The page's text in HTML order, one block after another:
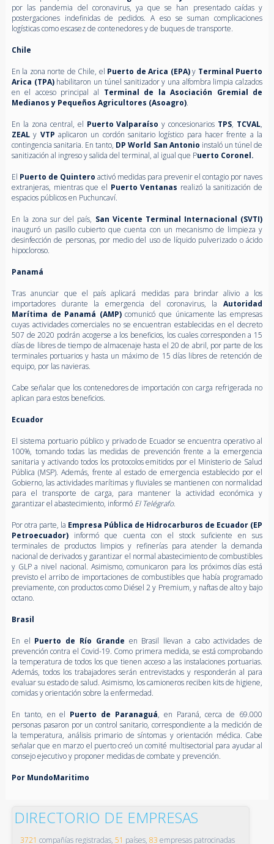
por las pandemia del coronavirus, ya que se han presentado caídas y
postergaciones indefinidas de pedidos. A eso se suman complicaciones
logísticas como escasez de contenedores y de buques de transporte.
Chile
En la zona norte de Chile, el Puerto de Arica (EPA)y Terminal Puerto
Arica (TPA)habilitaron un túnel sanitizador y una alfombra limpia calzados
en el acceso principal al Terminal de la Asociación Gremial de
Medianos y Pequeños Agricultores (Asoagro).
En la zona central, el Puerto Valparaíso y concesionarios TPS, TCVAL,
ZEALy VTP aplicaron un cordón sanitario logístico para hacer frente a la
contingencia sanitaria. En tanto, DP World San Antonio instaló un túnel de
sanitización al ingreso y salida del terminal, al igual que Puerto Coronel.
El Puerto de Quintero activó medidas para prevenir el contagio por naves
extranjeras, mientras que el Puerto Ventanas realizó la sanitización de
espacios públicos en Puchuncaví.
En la zona sur del país, San Vicente Terminal Internacional (SVTI)
inauguró un pasillo cubierto que cuenta con un mecanismo de limpieza y
desinfección de personas, por medio del uso de líquido pulverizado o ácido
hipocloroso.
Panamá
Tras anunciar que el país aplicará medidas para brindar alivio a los
importadores durante la emergencia del coronavirus, laAutoridad
Marítima de Panamá (AMP)comunicó que únicamente las empresas
cuyas actividades comerciales no se encuentran establecidas en el decreto
507 de 2020 podrán acogerse a los beneficios, los cuales corresponden a 15
días de libres de tiempo de almacenaje hasta el 20 de abril, por parte de los
terminales portuarios y hasta un máximo de 15 días libres de retención de
equipo, por las navieras.
Cabe señalar que los contenedores de importación con carga refrigerada no
aplican para estos beneficios.
Ecuador
El sistema portuario público y privado de Ecuador se encuentra operativo al
100%, tomando todas las medidas de prevención frente a la emergencia
sanitaria y activando todos los protocolos emitidos por el Ministerio de Salud
Pública (MSP). Además, frente al estado de emergencia establecido por el
Gobierno, las actividades marítimas y fluviales se mantienen con normalidad
para el transporte de carga, para mantener la actividad económica y
garantizar el abastecimiento, informó El Telégrafo.
Por otra parte, la Empresa Pública de Hidrocarburos de Ecuador (EP
Petroecuador)informó que cuenta con el stock suficiente en sus
terminales de productos limpios y refinerías para atender la demanda
nacional de derivados y garantizar el normal abastecimiento de combustibles
y GLP a nivel nacional. Asimismo, comunicaron para los próximos días está
previsto el arribo de importaciones de combustibles que había programado
previamente, con productos como Diésel 2 y Premium, y naftas de alto y bajo
octano.
Brasil
En el Puerto de Río Grande en Brasil llevan a cabo actividades de
prevención contra el Covid-19. Como primera medida, se está comprobando
la temperatura de todos los que tienen acceso a las instalaciones portuarias.
Además, todos los trabajadores serán entrevistados y responderán al para
evaluar su estado de salud. Asimismo, los camioneros reciben kits de higiene,
comidas y orientación sobre la enfermedad.
En tanto, en el Puerto de Paranaguá, en Paraná, cerca de 69.000
personas pasaron por un control sanitario, correspondiente a la medición de
la temperatura, análisis primario de síntomas y orientación médica. Cabe
señalar que en marzo el puerto creó un comité multisectorial para ayudar al
consejo ejecutivo y proponer medidas de combate y prevención.
Por MundoMaritimo
DIRECTORIO DE EMPRESAS
3721 compañías registradas, 51 países, 83 empresas patrocinadas